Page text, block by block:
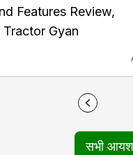
Features Review,
Gyan
सभी